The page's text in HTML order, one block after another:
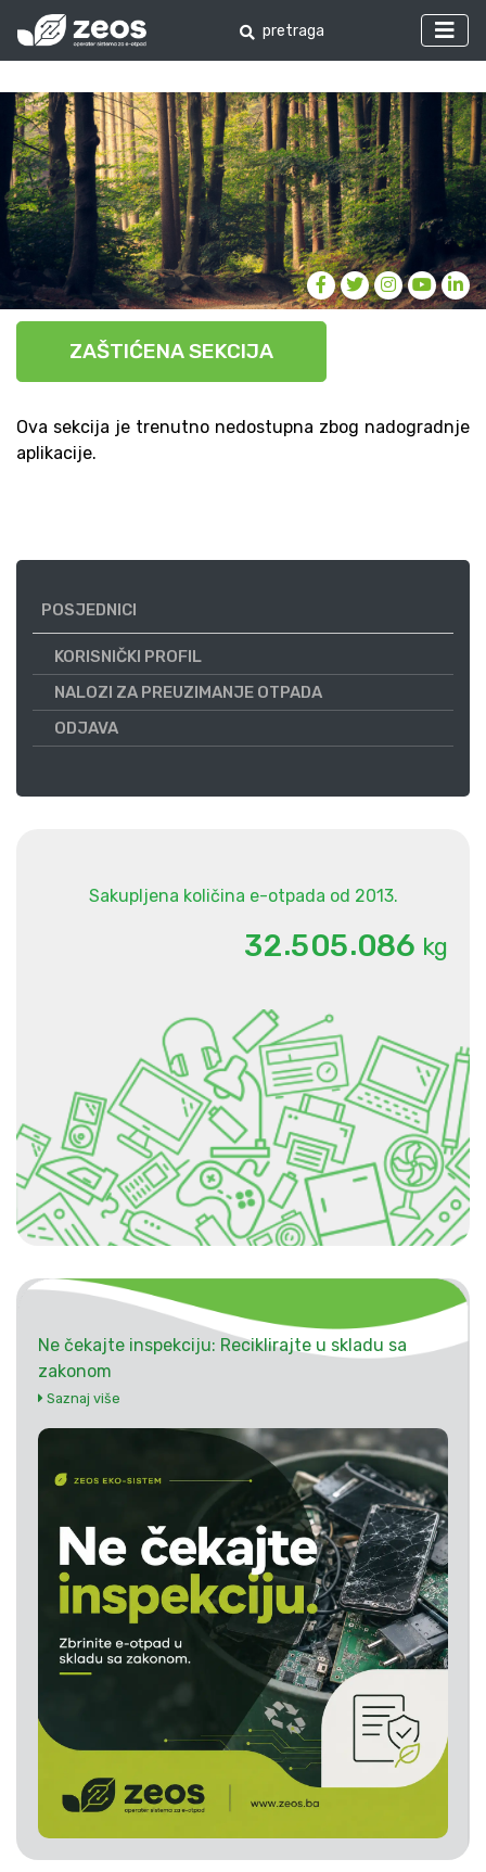
ZAŠTIĆENA SEKCIJA
Ova sekcija je trenutno nedostupna zbog nadogradnje
aplikacije.
POSJEDNICI
KORISNIČKI PROFIL
NALOZI ZA PREUZIMANJE OTPADA
ODJAVA
Sakupljena količina e-otpada od 2013.
32.505.086 kg
Ne čekajte inspekciju: Reciklirajte u skladu sa
zakonom
Saznaj više